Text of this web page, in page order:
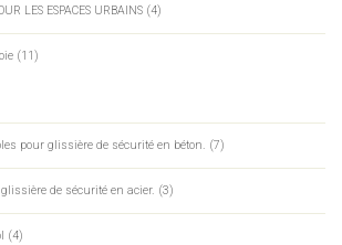
LES ESPACES URBAINS (4)
(11)
pour glissière de sécurité en béton. (7)
de sécurité en acier. (3)
(4)